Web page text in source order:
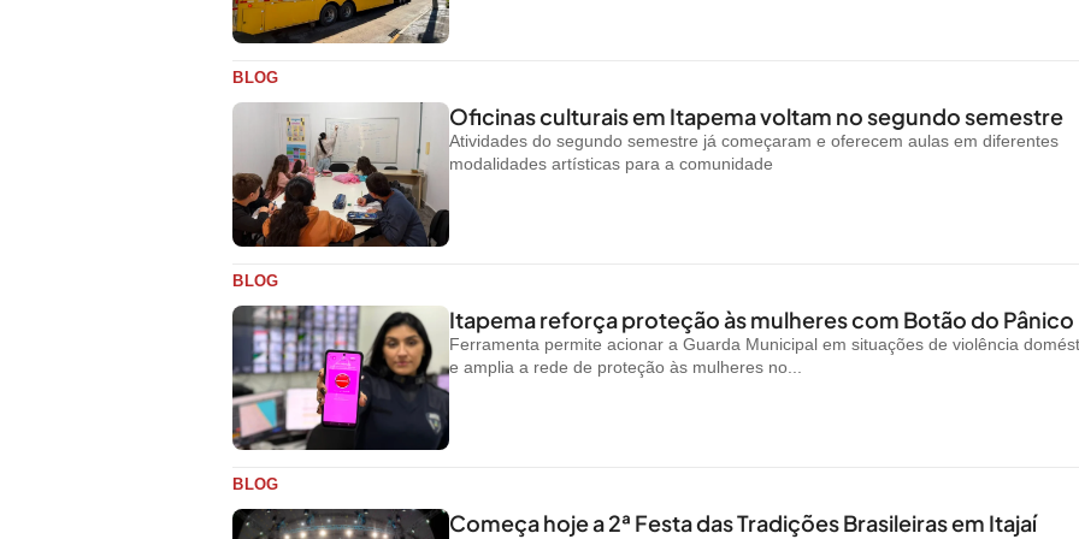
BLOG
Oficinas culturais em Itapema voltam no segundo semestre
Atividades do segundo semestre já começaram e oferecem aulas em diferentes
modalidades artísticas para a comunidade
BLOG
Itapema reforça proteção às mulheres com Botão do Pânico
Ferramenta permite acionar a Guarda Municipal em situações de violência
e amplia a rede de proteção às mulheres no...
BLOG
Começa hoje a 2ª Festa das Tradições Brasileiras em Itajaí